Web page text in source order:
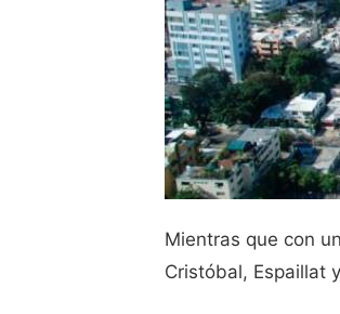
Mientras que con
Cristóbal, Espaillat